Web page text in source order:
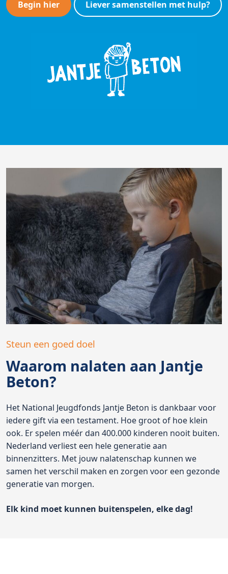
Begin hier Liever samenstellen met hulp?
Steun een goed doel
Waarom nalaten aan Jantje
Beton?
Het National Jeugdfonds Jantje Beton is dankbaar voor
iedere gift via een testament. Hoe groot of hoe klein
ook. Er spelen méér dan 400.000 kinderen nooit buiten.
Nederland verliest een hele generatie aan
binnenzitters. Met jouw nalatenschap kunnen we
samen het verschil maken en zorgen voor een gezonde
generatie van morgen.
Elk kind moet kunnen buitenspelen, elke dag!